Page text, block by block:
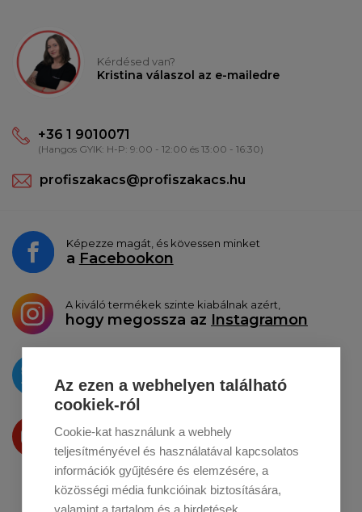
Kérdésed van?
Kristina válaszol az e-mailedre
+36 1 9010071
(Hangos GYIK: H-P: 9:00 - 12:00 és 13:00 - 16:30)
profiszakacs@profiszakacs.hu
Képezze magát, és kövessen minket
a Facebookon
A kiváló termékek szinte kiabálnak azért,
hogy megossza az Instagramon
a Twitterentesszük közzé
Termékeinket
a Youtube-on is bemutatjuk
Az ezen a webhelyen található
cookiek-ról
Cookie-kat használunk a webhely
teljesítményével és használatával kapcsolatos
információk gyűjtésére és elemzésére, a
közösségi média funkcióinak biztosítására,
valamint a tartalom és a hirdetések